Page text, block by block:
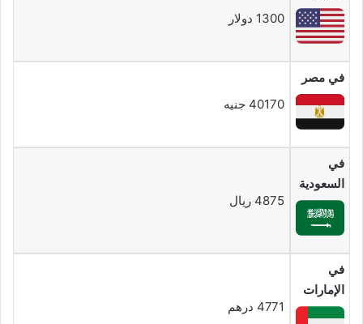
1300 دولار
في مصر
40170 جنيه
في
السعودية
4875 ريال
في
الإمارات
4771 درهم